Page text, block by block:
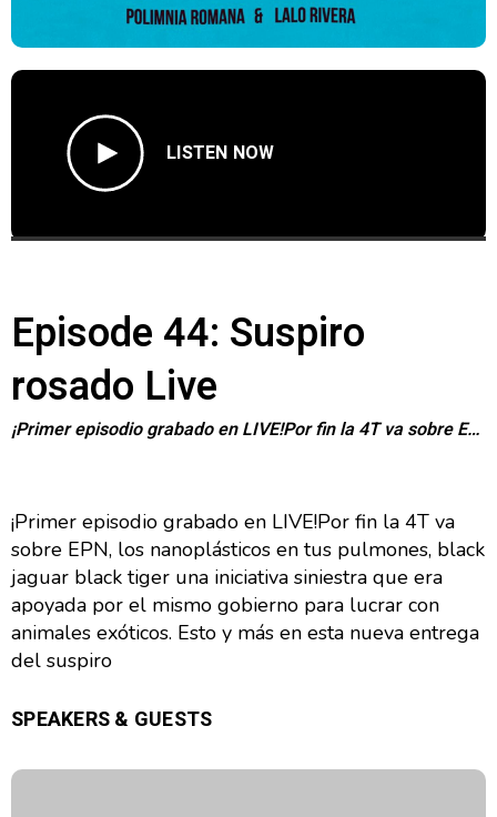
LISTEN NOW
Episode 44: Suspiro
rosado Live
¡Primer episodio grabado en LIVE!Por fin la 4T va sobre EPN, los nanoplásticos en tus pulmones, b...
¡Primer episodio grabado en LIVE!Por fin la 4T va
sobre EPN, los nanoplásticos en tus pulmones, black
jaguar black tiger una iniciativa siniestra que era
apoyada por el mismo gobierno para lucrar con
animales exóticos. Esto y más en esta nueva entrega
del suspiro
SPEAKERS & GUESTS